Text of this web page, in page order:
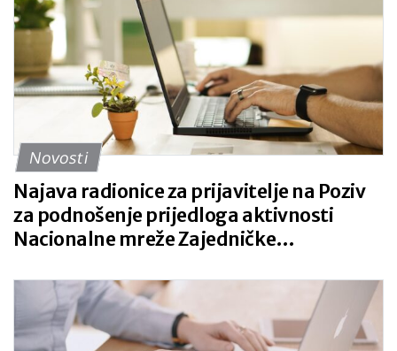
Novosti
Najava radionice za prijavitelje na Poziv
za podnošenje prijedloga aktivnosti
Nacionalne mreže Zajedničke